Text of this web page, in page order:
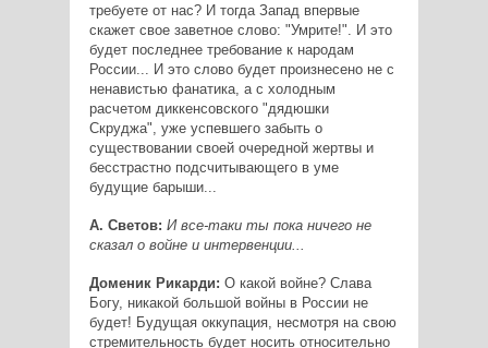
требуете от нас? И тогда Запад впервые
скажет свое заветное слово: "Умрите!". И это
будет последнее требование к народам
России... И это слово будет произнесено не с
ненавистью фанатика, а с холодным
расчетом диккенсовского "дядюшки
Скруджа", уже успевшего забыть о
существовании своей очередной жертвы и
бесстрастно подсчитывающего в уме
будущие барыши...
А. Светов: И все-таки ты пока ничего не
сказал о войне и интервенции...
Доменик Рикарди: О какой войне? Слава
Богу, никакой большой войны в России не
будет! Будущая оккупация, несмотря на свою
стремительность будет носить относительно